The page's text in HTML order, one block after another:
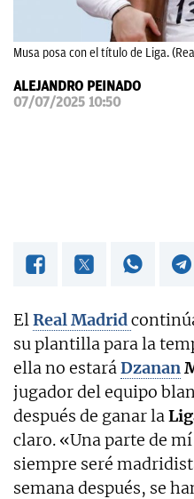
Musa posa con el título de Liga.
ALEJANDRO PEINADO
07/07/2025 10:50
ElReal Madrid
su plantilla para la
ella no estaráDzanan
jugador del equipo
después de ganar la
claro. «Una parte de
siempre seré
semana después, se